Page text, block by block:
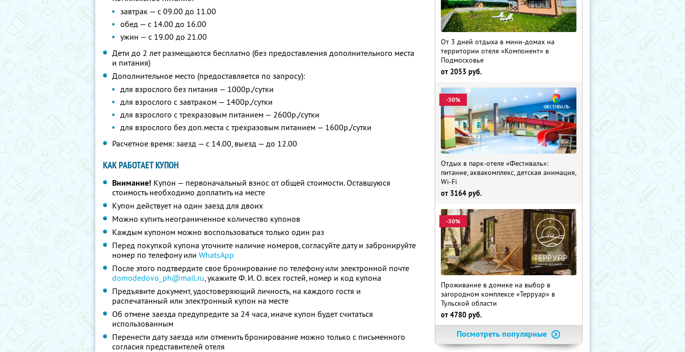
завтрак — с 09.00 до 11.00
обед — с 14.00 до 16.00
ужин — с 19.00 до 21.00
Дети до 2 лет размещаются бесплатно (без предоставления дополнительного места
и питания)
Дополнительное место (предоставляется по запросу):
для взрослого без питания — 1000р./сутки
для взрослого с завтраком — 1400р./сутки
для взрослого с трехразовым питанием — 2600р./сутки
для взрослого без доп.места с трехразовым питанием — 1600р./сутки
Расчетное время: заезд — с 14.00, выезд — до 12.00
КАК РАБОТАЕТ КУПОН
Внимание! Купон — первоначальный взнос от общей стоимости. Оставшуюся
стоимость необходимо доплатить на месте
Купон действует на один заезд для двоих
Можно купить неограниченное количество купонов
Каждым купоном можно воспользоваться только один раз
Перед покупкой купона уточните наличие номеров, согласуйте дату и забронируйте
номер по телефону или WhatsApp
После этого подтвердите свое бронирование по телефону или электронной почте
domodedovo_ph@mail.ru,укажите Ф. И. О.всех гостей, номер и код купона
Предъявите документ, удостоверяющий личность, на каждого гостя и
распечатанный или электронный купон на месте
Об отмене заезда предупредите за 24 часа, иначе купон будет считаться
использованным
Перенести дату заезда или отменить бронирование можно только с письменного
согласия представителей отеля
От 3 дней отдыха в мини-домах на
территории отеля «Компонент» в
Подмосковье
от 2053 руб.
-30%
Отдых в парк-отеле «Фестиваль»:
питание, аквакомплекс, детская анимация,
Wi-Fi
от 3164 руб.
-30%
Проживание в домике на выбор в
загородном комплексе «Терруар» в
Тульской области
от 4780 руб.
Посмотреть популярные